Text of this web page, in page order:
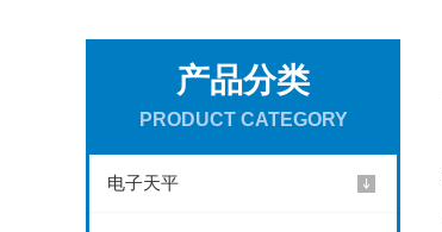
产品分类
PRODUCT CATEGORY
电子天平